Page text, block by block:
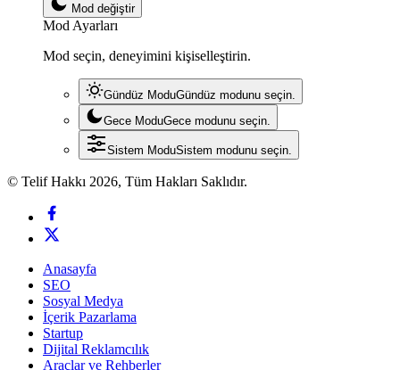
Mod değiştir
Mod Ayarları
Mod seçin, deneyimini kişiselleştirin.
Gündüz ModuGündüz modunu seçin.
Gece ModuGece modunu seçin.
Sistem ModuSistem modunu seçin.
© Telif Hakkı 2026, Tüm Hakları Saklıdır.
Anasayfa
SEO
Sosyal Medya
İçerik Pazarlama
Startup
Dijital Reklamcılık
Araçlar ve Rehberler